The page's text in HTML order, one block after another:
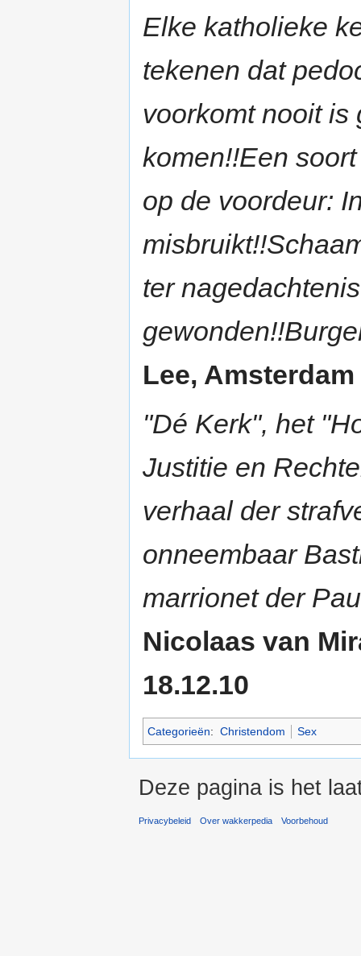
Elke katholieke
tekenen dat
voorkomt nooit is
komen!!Een
op de voordeur:
ter
Lee, Amsterdam
"Dé Kerk", het
Justitie en
verhaal der
onneembaar
marrionet der
Nicolaas van
18.12.10
Categorieën: Christendom Sex
Deze pagina is het
Privacybeleid Over wakkerpedia Voorbehoud